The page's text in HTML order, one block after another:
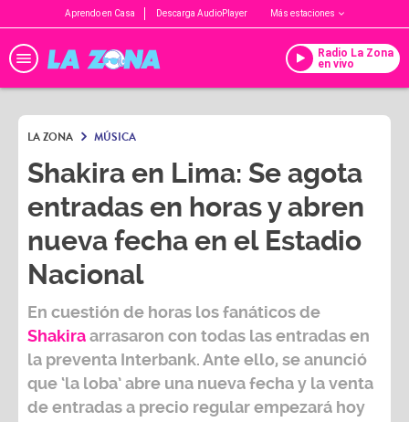
Aprendo en Casa Descarga AudioPlayer Más estaciones
Radio La Zona
en vivo
LA ZONA MÚSICA
Shakira en Lima: Se agota
entradas en horas y abren
nueva fecha en el Estadio
Nacional
En cuestión de horas los fanáticos de
Shakiraarrasaron con todas las entradas en
la preventa Interbank. Ante ello, se anunció
que ‘la loba’ abre una nueva fecha y la venta
de entradas a precio regular empezará hoy